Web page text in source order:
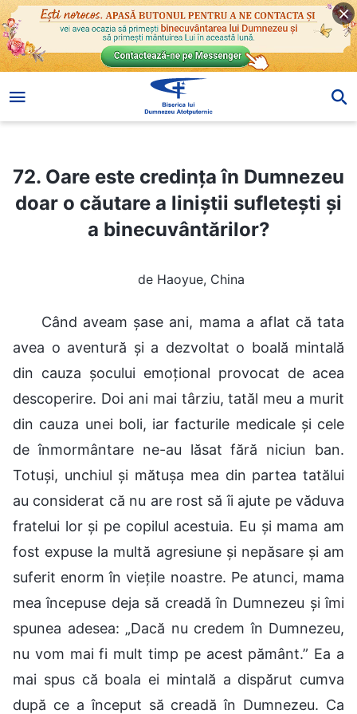
72. Oare este credința în Dumnezeu
doar o căutare a liniștii sufletești și
a binecuvântărilor?
de Haoyue, China
Când aveam șase ani, mama a aflat că tata
avea o aventură și a dezvoltat o boală mintală
din cauza șocului emoțional provocat de acea
descoperire. Doi ani mai târziu, tatăl meu a murit
din cauza unei boli, iar facturile medicale și cele
de înmormântare ne-au lăsat fără niciun ban.
Totuși, unchiul și mătușa mea din partea tatălui
au considerat că nu are rost să îi ajute pe văduva
fratelui lor și pe copilul acestuia. Eu și mama am
fost expuse la multă agresiune și nepăsare și am
suferit enorm în viețile noastre. Pe atunci, mama
mea începuse deja să creadă în Dumnezeu și îmi
spunea adesea: „Dacă nu credem în Dumnezeu,
nu vom mai fi mult timp pe acest pământ.” Ea a
mai spus că boala ei mintală a dispărut cumva
după ce a început să creadă în Dumnezeu. Ca